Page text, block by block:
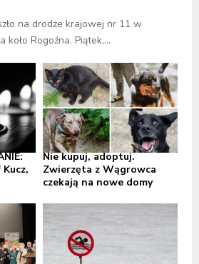
na drodze krajowej nr 11 w
Rogoźna. Piątek,...
Nie kupuj, adoptuj.
Zwierzęta z Wągrowca
czekają na nowe domy